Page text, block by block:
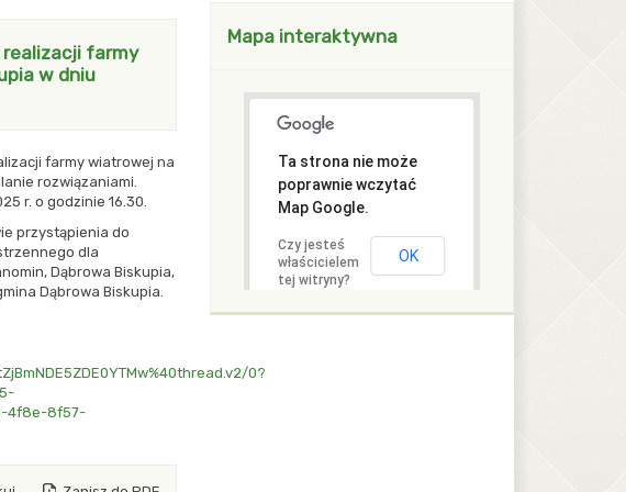
farmy
w dniu
farmy wiatrowej na
rozwiązaniami.
r. o godzinie 16.30.
przystąpienia do
dla
Dąbrowa Biskupia,
Dąbrowa Biskupia.
0?
4f8e-8f57-
Mapa interaktywna
Ta strona nie może
poprawnie wczytać
Map Google.
Czy jesteś
właścicielem
tej witryny?
OK